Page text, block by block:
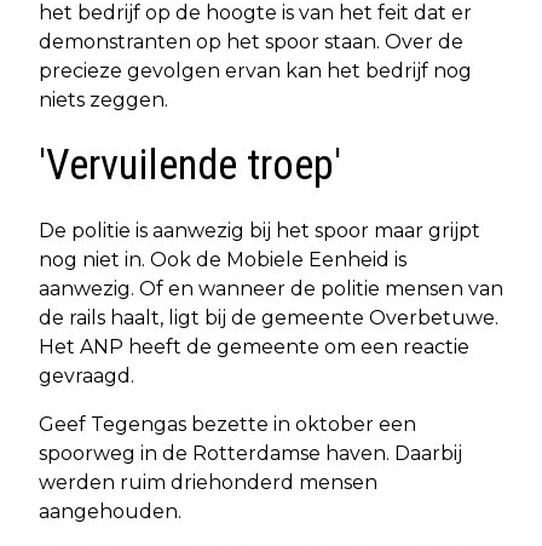
het bedrijf op de hoogte is van het feit dat er
demonstranten op het spoor staan. Over de
precieze gevolgen ervan kan het bedrijf nog
niets zeggen.
'Vervuilende troep'
De politie is aanwezig bij het spoor maar grijpt
nog niet in. Ook de Mobiele Eenheid is
aanwezig. Of en wanneer de politie mensen van
de rails haalt, ligt bij de gemeente Overbetuwe.
Het ANP heeft de gemeente om een reactie
gevraagd.
Geef Tegengas bezette in oktober een
spoorweg in de Rotterdamse haven. Daarbij
werden ruim driehonderd mensen
aangehouden.